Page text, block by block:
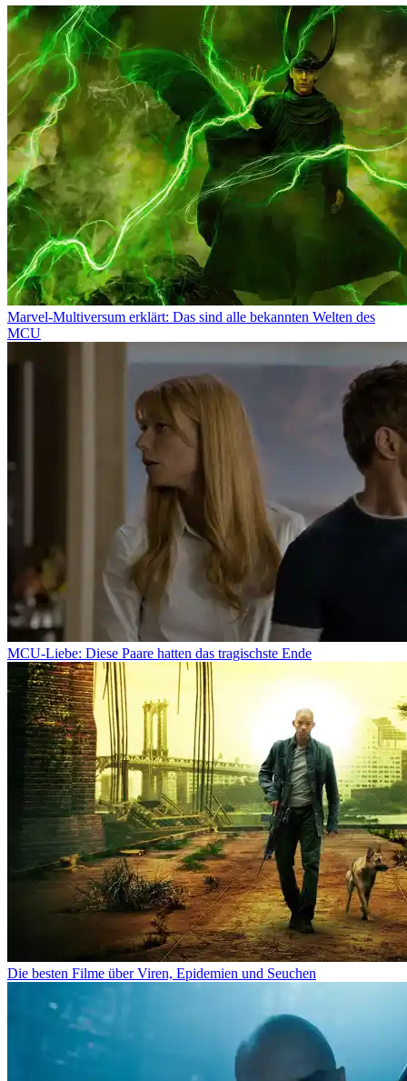
Marvel-Multiversum erklärt: Das sind alle bekannten Welten des
MCU
MCU-Liebe: Diese Paare hatten das tragischste Ende
Die besten Filme über Viren, Epidemien und Seuchen